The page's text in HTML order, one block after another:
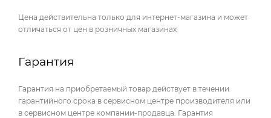
Цена действительна только для интернет-магазина и может
отличаться от цен в розничных магазинах
Гарантия
Гарантия на приобретаемый товар действует в течении
гарантийного срока в сервисном центре производителя или
в сервисном центре компании-продавца. Гарантия